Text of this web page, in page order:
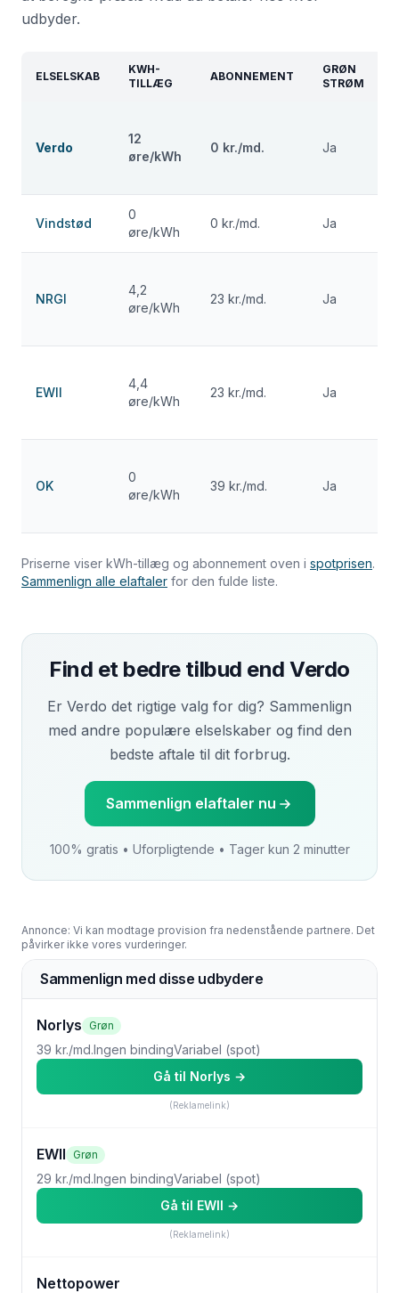
udbyder.
ELSELSKAB
KWH-
TILLÆG
ABONNEMENT
GRØN
STRØM
Verdo
12
øre/kWh
0 kr./md. Ja
Vindstød
0
øre/kWh
0 kr./md. Ja
NRGI
4,2
øre/kWh
23 kr./md. Ja
EWII
4,4
øre/kWh
23 kr./md. Ja
OK
0
øre/kWh
39 kr./md. Ja
Priserne viser kWh-tillæg og abonnement oven i spotprisen.
Sammenlign alle elaftaler for den fulde liste.
Find et bedre tilbud endVerdo
Er Verdo det rigtige valg for dig? Sammenlign
med andre populære elselskaber og find den
bedste aftale til dit forbrug.
Sammenlign elaftaler nu
100% gratis • Uforpligtende • Tager kun 2 minutter
Annonce: Vi kan modtage provision fra nedenstående partnere. Det
påvirker ikke vores vurderinger.
Sammenlign med disse udbydere
Norlys Grøn
39 kr./md.Ingen bindingVariabel (spot)
Gå til Norlys →
(Reklamelink)
EWII Grøn
29 kr./md.Ingen bindingVariabel (spot)
Gå til EWII →
(Reklamelink)
Nettopower